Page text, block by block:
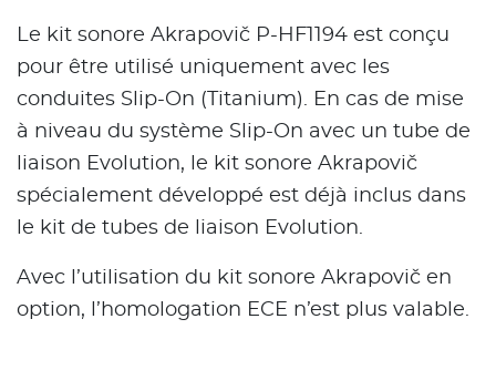
Le kit sonore Akrapovič P-HF1194 est conçu
pour être utilisé uniquement avec les
conduites Slip-On (Titanium). En cas de mise
à niveau du système Slip-On avec un tube de
liaison Evolution, le kit sonore Akrapovič
spécialement développé est déjà inclus dans
le kit de tubes de liaison Evolution.
Avec l’utilisation du kit sonore Akrapovič en
option, l’homologation ECE n’est plus valable.